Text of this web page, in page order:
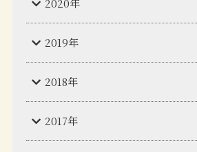
2020年
2019年
2018年
2017年